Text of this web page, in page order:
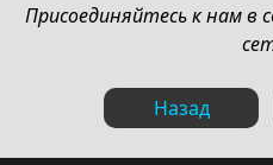
Присоединяйтесь к нам в
Назад